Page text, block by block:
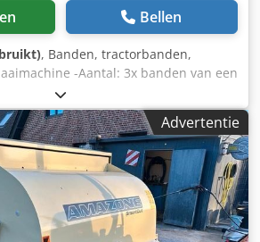
Bellen
, Banden, tractorbanden,
-Aantal: 3x banden van een
Codpfx Aeb A E Ufsptsha -
40 mm -Afmeting: Ø 750 mm -
-Gewicht: 51 kg/stukAdvertentie